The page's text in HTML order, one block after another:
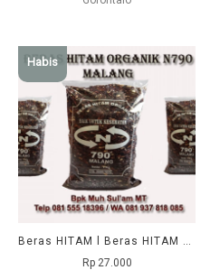
Habis
Beras HITAM l Beras HITAM Organik l Beras Hitam untuk MAAG l Beras Hitam untuk DIET l Beras Hitam untuk BAYI l Beras Hitam untuk DIABETES l Beras Hitam untuk MPASI l
Rp 27.000